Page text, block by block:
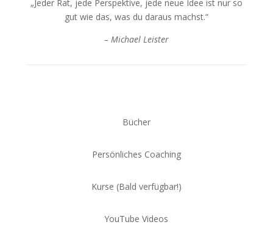
„Jeder Rat, jede Perspektive, jede neue Idee ist nur so
gut wie das, was du daraus machst.“
– Michael Leister
Bücher
Persönliches Coaching
Kurse (Bald verfügbar!)
YouTube Videos